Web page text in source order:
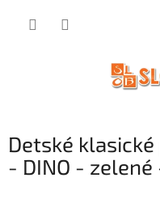
Detské klasické
- DINO -